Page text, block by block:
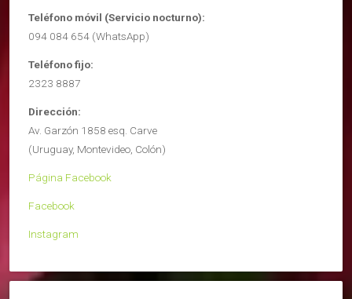
Teléfono móvil (Servicio nocturno):
094 084 654 (WhatsApp)
Teléfono fijo:
2323 8887
Dirección:
Av. Garzón 1858 esq. Carve
(Uruguay, Montevideo, Colón)
Página Facebook
Facebook
Instagram